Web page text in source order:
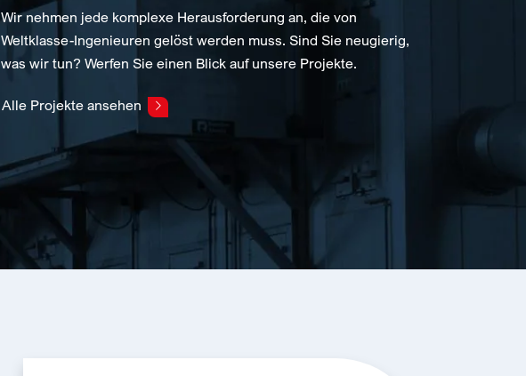
Wir nehmen jede komplexe Herausforderung an, die von
Weltklasse-Ingenieuren gelöst werden muss. Sind Sie neugierig,
was wir tun? Werfen Sie einen Blick auf unsere Projekte.
Alle Projekte ansehen